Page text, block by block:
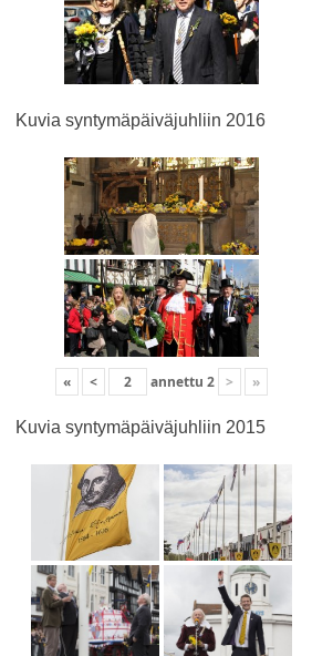
Kuvia syntymäpäiväjuhliin 2016
« < annettu 2 > »
Kuvia syntymäpäiväjuhliin 2015